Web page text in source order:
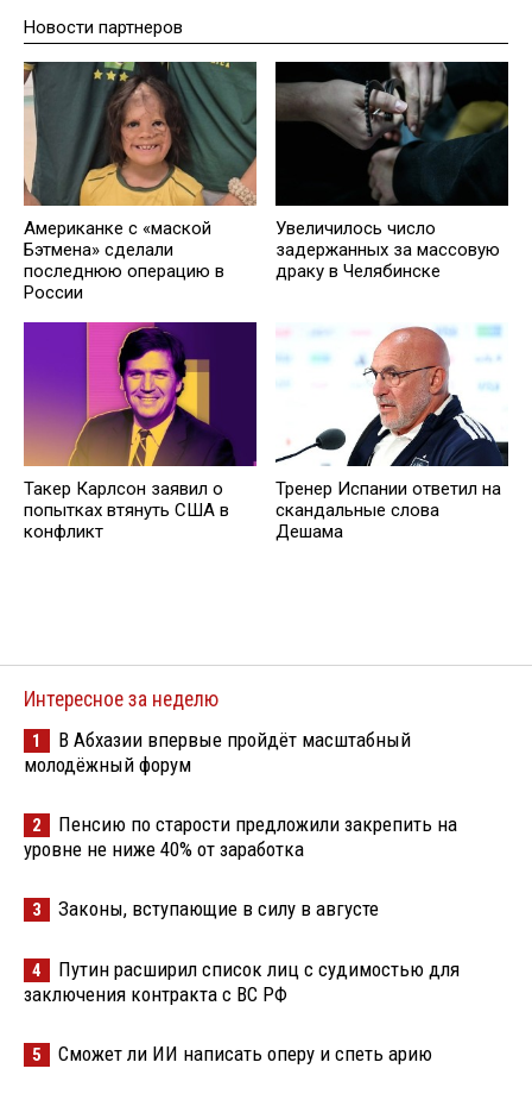
Новости партнеров
Американке с «маской
Бэтмена» сделали
последнюю операцию в
России
Увеличилось число
задержанных за массовую
драку в Челябинске
Такер Карлсон заявил о
попытках втянуть США в
конфликт
Тренер Испании ответил на
скандальные слова
Дешама
Интересное за неделю
1
В Абхазии впервые пройдёт масштабный
молодёжный форум
2
Пенсию по старости предложили закрепить на
уровне не ниже 40% от заработка
3 Законы, вступающие в силу в августе
4
Путин расширил список лиц с судимостью для
заключения контракта с ВС РФ
5 Сможет ли ИИ написать оперу и спеть арию